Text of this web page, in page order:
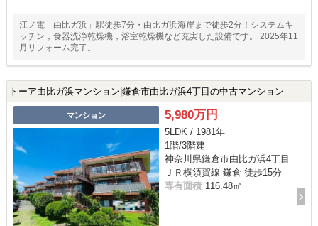
江ノ電「由比ガ浜」駅徒歩7分・由比ガ浜海岸まで徒歩2分！システムキ
ッチン，食器洗浄乾燥機，浴室乾燥機など充実した設備です。 2025年11
月リフォーム完了。
トーア由比ガ浜マンション|鎌倉市由比ガ浜4丁目の中古マンション
マンション 5,980万円
5LDK / 1981年
1階/3階建
神奈川県鎌倉市由比ガ浜4丁目
ＪＲ横須賀線 鎌倉 徒歩15分
専有面積 116.48㎡